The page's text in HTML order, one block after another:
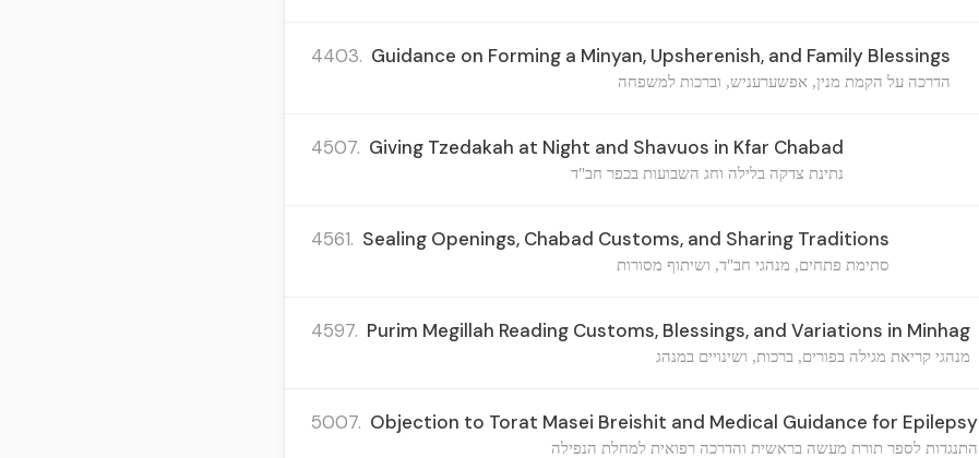
4403. Guidance on Forming a Minyan, Upsherenish, and Family Blessings
הדרכה על הקמת מנין, אפשערעניש, וברכות למשפחה
4507. Giving Tzedakah at Night and Shavuos in Kfar Chabad
נתינת צדקה בלילה וחג השבועות בכפר חב"ד
4561. Sealing Openings, Chabad Customs, and Sharing Traditions
סתימת פתחים, מנהגי חב"ד, ושיתוף מסורות
4597. Purim Megillah Reading Customs, Blessings, and Variations in Minhag
מנהגי קריאת מגילה בפורים, ברכות, ושינויים במנהג
5007. Objection to Torat Masei Breishit and Medical Guidance for Epilepsy
התנגדות לספר תורת מעשה בראשית והדרכה רפואית למחלת הנפילה